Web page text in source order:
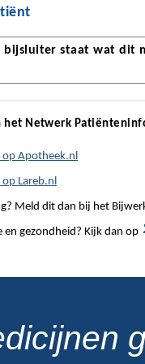
bijsluiter staat wat dit
het Netwerk
Apotheek.nl
Lareb.nl
Meld dit dan bij het
gezondheid? Kijk dan op